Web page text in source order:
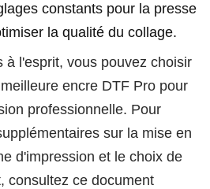
constants pour la presse
la qualité du collage.
à l'esprit, vous pouvez choisir
encre DTF Pro pour
professionnelle. Pour
sur la mise en
d'impression et le choix de
consultez ce document